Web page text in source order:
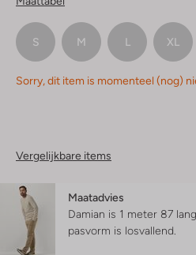
S M L XL
Sorry, dit item is momenteel (nog)
Vergelijkbare items
Maatadvies
Damian is 1 meter 87
pasvorm is losvallend